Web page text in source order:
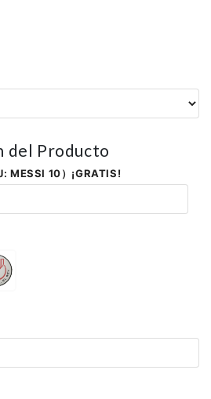
del Producto
MESSI 10）¡GRATIS!